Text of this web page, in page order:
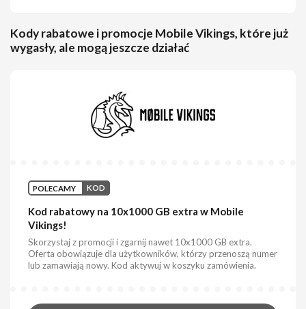
Kody rabatowe i promocje Mobile Vikings, które już
wygasły, ale mogą jeszcze działać
POLECAMY KOD
Kod rabatowy na 10x1000 GB extra w Mobile
Vikings!
Skorzystaj z promocji i zgarnij nawet 10x1000 GB extra.
Oferta obowiązuje dla użytkowników, którzy przenoszą numer
lub zamawiają nowy. Kod aktywuj w koszyku zamówienia.